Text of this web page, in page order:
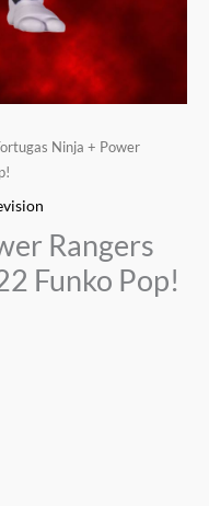
Ninja + Power
Rangers
Funko Pop!